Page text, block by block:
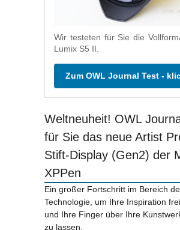
Wir testeten für Sie die
Lumix S5 II.
Zum OWL Journal Test -
Weltneuheit! OWL
für Sie das neue Artist
Stift-Display (Gen2) der
XPPen
Ein großer Fortschritt im Bereich
Technologie, um Ihre Inspiration
und Ihre Finger über Ihre
zu lassen.